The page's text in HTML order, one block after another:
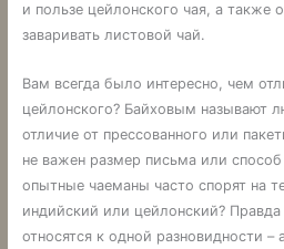
и пользе цейлонского чая, а также
заваривать листовой чай.
Вам всегда было интересно, чем
цейлонского? Байховым называют
отличие от прессованного или
не важен размер письма или
опытные чаеманы часто спорят на
индийский или цейлонский?
относятся к одной разновидности